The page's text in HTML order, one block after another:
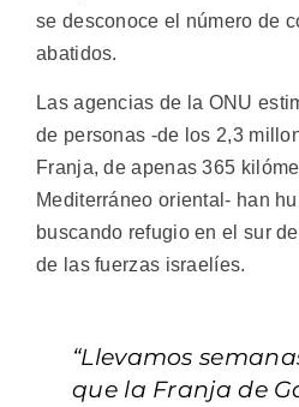
se desconoce el número de
abatidos.
Las agencias de la ONU
de personas -de los 2,3
Franja, de apenas 365
Mediterráneo oriental- han
buscando refugio en el sur
de las fuerzas israelíes.
“Llevamos
que la Franja de